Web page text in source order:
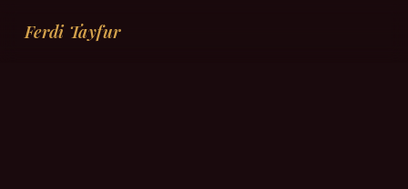
Ferdi Tayfur